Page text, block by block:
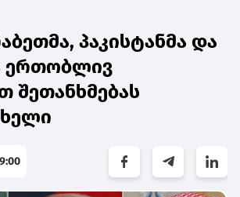
პაკისტანმა და
ერთობლივ
შეთანხმებას